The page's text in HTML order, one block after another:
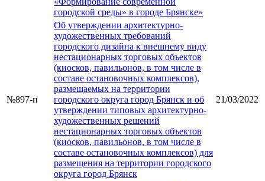
городской среды» в городе Брянске»
№897-п
Об утверждении архитектурно-
художественных требований
городского дизайна к внешнему виду
нестационарных торговых объектов
(киосков, павильонов, в том числе в
составе остановочных комплексов),
размещаемых на территории
городского округа город Брянск и об
утверждении типовых архитектурно-
художественных решений
нестационарных торговых объектов
(киосков, павильонов, в том числе в
составе остановочных комплексов) для
размещения на территории городского
округа город Брянск
21/03/2022